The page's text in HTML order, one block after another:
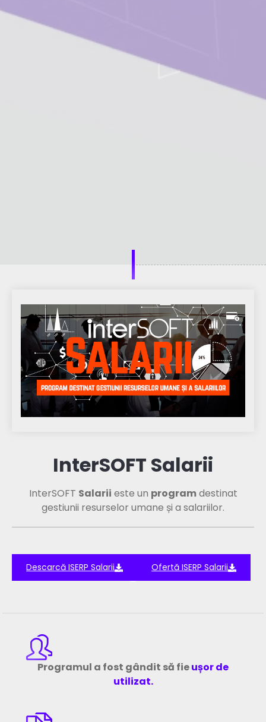
InterSOFT Salarii
InterSOFT Salarii este un programdestinat
gestiunii resurselor umane și a salariilor.
Descarcă ISERP Salarii Ofertă ISERP Salarii
Programul a fost gândit să fieușor de
utilizat.